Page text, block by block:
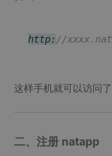
http: //
这样手机就可以访问了
二、注册 natapp